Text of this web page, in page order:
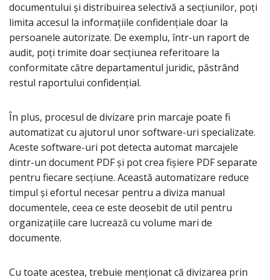
documentului și distribuirea selectivă a secțiunilor, poți
limita accesul la informațiile confidențiale doar la
persoanele autorizate. De exemplu, într-un raport de
audit, poți trimite doar secțiunea referitoare la
conformitate către departamentul juridic, păstrând
restul raportului confidențial.
În plus, procesul de divizare prin marcaje poate fi
automatizat cu ajutorul unor software-uri specializate.
Aceste software-uri pot detecta automat marcajele
dintr-un document PDF și pot crea fișiere PDF separate
pentru fiecare secțiune. Această automatizare reduce
timpul și efortul necesar pentru a diviza manual
documentele, ceea ce este deosebit de util pentru
organizațiile care lucrează cu volume mari de
documente.
Cu toate acestea, trebuie menționat că divizarea prin